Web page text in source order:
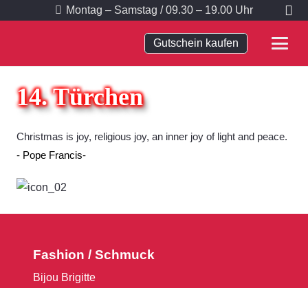
Montag – Samstag / 09.30 – 19.00 Uhr
Gutschein kaufen
14. Türchen
Christmas is joy, religious joy, an inner joy of light and peace.
Pope Francis
Fashion / Schmuck
Bijou Brigitte